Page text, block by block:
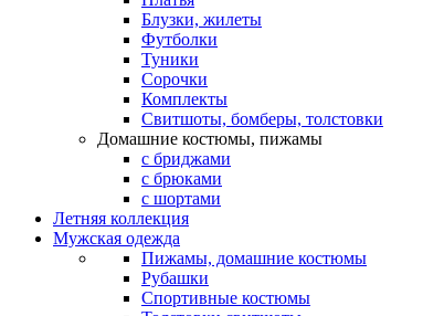
Блузки, жилеты
Футболки
Туники
Сорочки
Комплекты
Свитшоты, бомберы, толстовки
Домашние костюмы, пижамы
с бриджами
с брюками
с шортами
Летняя коллекция
Мужская одежда
Пижамы, домашние костюмы
Рубашки
Спортивные костюмы